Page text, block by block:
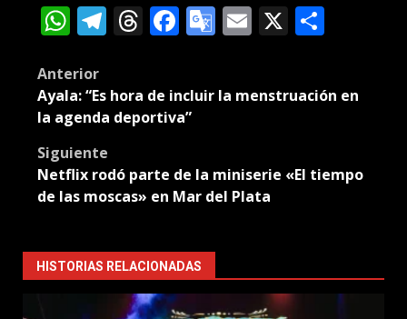
WhatsApp
Telegram
Threads
Facebook
Google
Email
X
Post
navigation
Anterior
Ayala: “Es hora de incluir la menstruación en
la agenda deportiva”
Siguiente
Netflix rodó parte de la miniserie «El tiempo
de las moscas» en Mar del Plata
HISTORIAS RELACIONADAS